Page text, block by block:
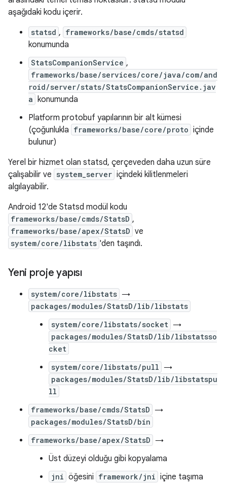
aşağıdaki kodu içerir.
statsd , frameworks/base/cmds/statsd
konumunda
StatsCompanionService ,
frameworks/base/services/core/java/com/and
roid/server/stats/StatsCompanionService.jav
a konumunda
Platform protobuf yapılarının bir alt kümesi
(çoğunlukla frameworks/base/core/proto içinde
bulunur)
Yerel bir hizmet olan statsd, çerçeveden daha uzun süre
çalışabilir ve system_server içindeki kilitlenmeleri
algılayabilir.
Android 12'de Statsd modül kodu
frameworks/base/cmds/StatsD ,
frameworks/base/apex/StatsD ve
system/core/libstats 'den taşındı.
Yeni proje yapısı
system/core/libstats →
packages/modules/StatsD/lib/libstats
system/core/libstats/socket →
packages/modules/StatsD/lib/libstatsso
cket
system/core/libstats/pull →
packages/modules/StatsD/lib/libstatspu
ll
frameworks/base/cmds/StatsD →
packages/modules/StatsD/bin
frameworks/base/apex/StatsD →
Üst düzeyi olduğu gibi kopyalama
jni öğesini framework/jni içine taşıma